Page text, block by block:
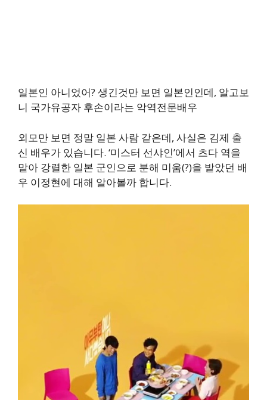
일본인 아니었어? 생긴것만 보면 일본인인데, 알고보
니 국가유공자 후손이라는 악역전문배우
외모만 보면 정말 일본 사람 같은데, 사실은 김제 출
신 배우가 있습니다. ‘미스터 선샤인’에서 츠다 역을
맡아 강렬한 일본 군인으로 분해 미움(?)을 밭았던 배
우 이정현에 대해 알아볼까 합니다.